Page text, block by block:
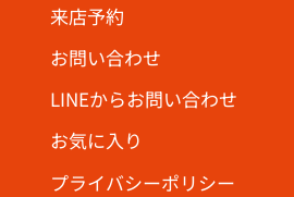
来店予約
お問い合わせ
LINEからお問い合わせ
お気に入り
プライバシーポリシー